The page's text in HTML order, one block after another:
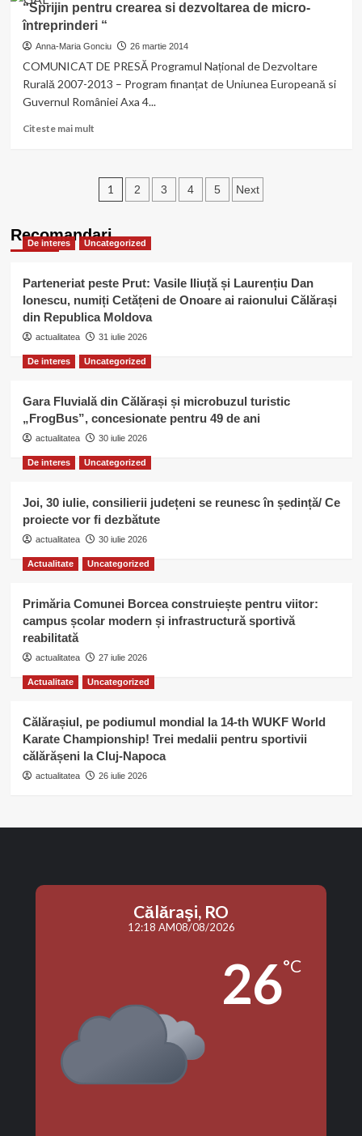
trei
luni
ale
anului
asistenţei
sociale
marcate
la
“Sprijin pentru crearea si dezvoltarea de micro-
întreprinderi “
Anna-Maria Gonciu 26 martie 2014
COMUNICAT DE PRESĂ Programul Național de Dezvoltare
Rurală 2007-2013 – Program finanțat de Uniunea Europeană si
Guvernul României Axa 4...
Citeste mai multRead
pentru
crearea
dezvoltarea
de
întreprinderi
“
Paginație
1 2 3 4 5 Next
Recomandari
De interes Uncategorized
Parteneriat peste Prut: Vasile Iliuță și Laurențiu Dan
Ionescu, numiți Cetățeni de Onoare ai raionului Călărași
din Republica Moldova
actualitatea 31 iulie 2026
De interes Uncategorized
Gara Fluvială din Călărași și microbuzul turistic
„FrogBus”, concesionate pentru 49 de ani
actualitatea 30 iulie 2026
De interes Uncategorized
Joi, 30 iulie, consilierii județeni se reunesc în ședință/ Ce
proiecte vor fi dezbătute
actualitatea 30 iulie 2026
Actualitate Uncategorized
Primăria Comunei Borcea construiește pentru viitor:
campus școlar modern și infrastructură sportivă
reabilitată
actualitatea 27 iulie 2026
Actualitate Uncategorized
Călărașiul, pe podiumul mondial la 14-th WUKF World
Karate Championship! Trei medalii pentru sportivii
călărășeni la Cluj-Napoca
actualitatea 26 iulie 2026
Călăraşi, RO
12:18 AM08/08/2026
26°C